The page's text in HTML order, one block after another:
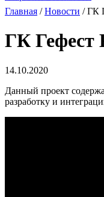
Главная /Новости / ГК
ГК Гефест
14.10.2020
Данный проект
разработку и